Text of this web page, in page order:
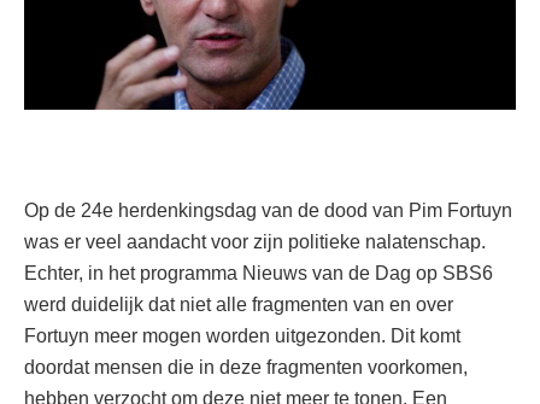
Op de 24e herdenkingsdag van de dood van Pim Fortuyn
was er veel aandacht voor zijn politieke nalatenschap.
Echter, in het programma Nieuws van de Dag op SBS6
werd duidelijk dat niet alle fragmenten van en over
Fortuyn meer mogen worden uitgezonden. Dit komt
doordat mensen die in deze fragmenten voorkomen,
hebben verzocht om deze niet meer te tonen. Een